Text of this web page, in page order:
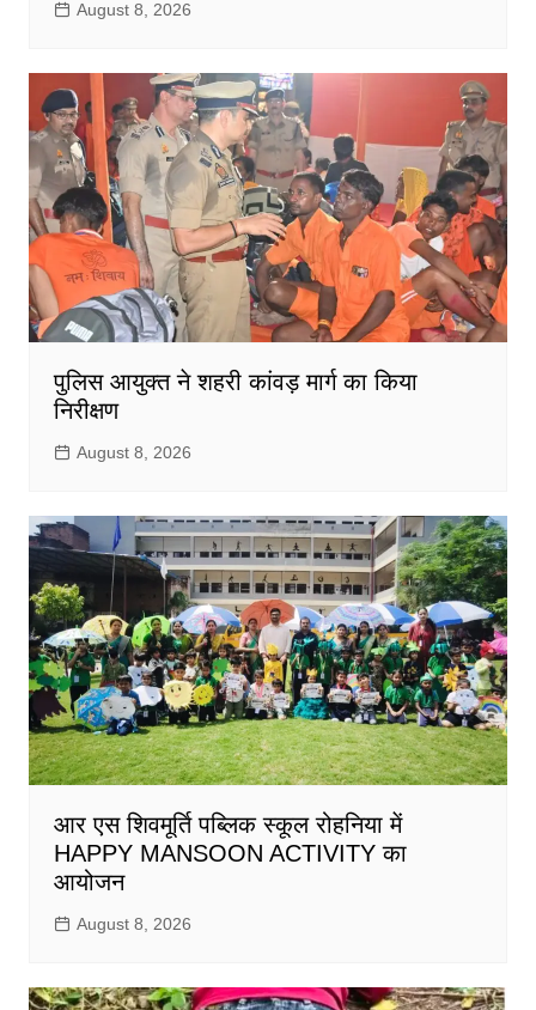
August 8, 2026
पुलिस आयुक्त ने शहरी कांवड़ मार्ग का किया
निरीक्षण
August 8, 2026
आर एस शिवमूर्ति पब्लिक स्कूल रोहनिया में
HAPPY MANSOON ACTIVITY का
आयोजन
August 8, 2026